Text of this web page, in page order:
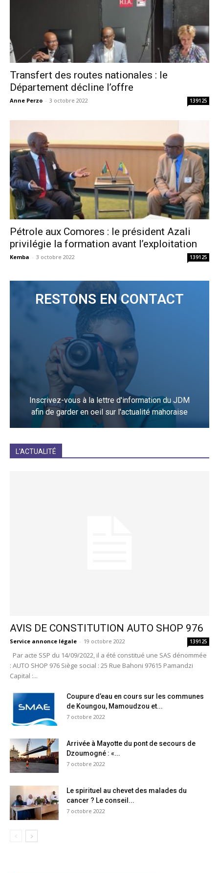
Transfert des routes nationales : le
Département décline l’offre
Anne Perzo - 3 octobre 2022 139125
Pétrole aux Comores : le président Azali
privilégie la formation avant l’exploitation
Kemba - 3 octobre 2022 139125
RESTONS EN CONTACT
Inscrivez-vous à la lettre d'information du JDM
afin de garder en oeil sur l'actualité mahoraise
L'ACTUALITÉ
AVIS DE CONSTITUTION AUTO SHOP 976
Service annonce légale - 19 octobre 2022 139125
Par acte SSP du 14/09/2022, il a été constitué une SAS dénommée
: AUTO SHOP 976 Siège social : 25 Rue Bahoni 97615 Pamandzi
Capital :...
Coupure d’eau en cours sur les communes
de Koungou, Mamoudzou et...
7 octobre 2022
Arrivée à Mayotte du pont de secours de
Dzoumogné : «...
7 octobre 2022
Le spirituel au chevet des malades du
cancer ? Le conseil...
7 octobre 2022